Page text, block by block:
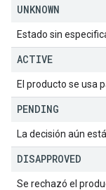
UNKNOWN
Estado sin
ACTIVE
El producto se usa
PENDING
La decisión aún
DISAPPROVED
Se rechazó el